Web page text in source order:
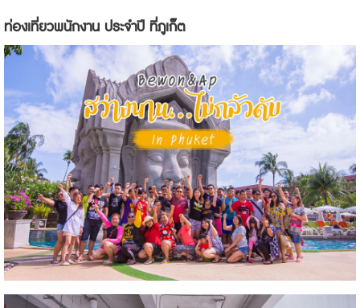
ท่องเที่ยวพนักงาน ประจำปี ที่ภูเก็ต